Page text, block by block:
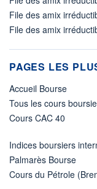
File des amix
File des amix
PAGES LES
Accueil Bourse
Tous les cours
Cours CAC 40
Indices boursiers
Palmarès Bourse
Cours du Pétrole